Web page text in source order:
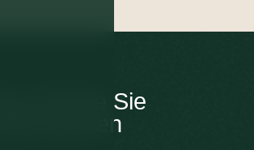
Das könnte Sie
interessieren